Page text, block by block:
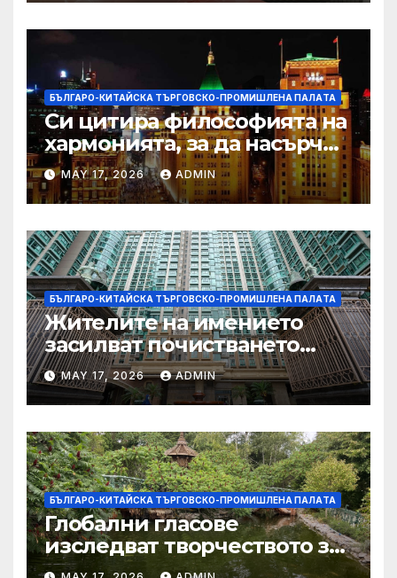
БЪЛГАРО-КИТАЙСКА ТЪРГОВСКО-ПРОМИШЛЕНА ПАЛAТА
Си цитира философията на
хармонията, за да насърчи
съжителството между
Китай и САЩ
MAY 17, 2026 ADMIN
БЪЛГАРО-КИТАЙСКА ТЪРГОВСКО-ПРОМИШЛЕНА ПАЛAТА
Жителите на имението
засилват почистването
след първия случай на
хепатит на плъхове в града
тази година
MAY 17, 2026 ADMIN
БЪЛГАРО-КИТАЙСКА ТЪРГОВСКО-ПРОМИШЛЕНА ПАЛAТА
Глобални гласове
изследват творчеството за
устойчиви градове в Wuxi